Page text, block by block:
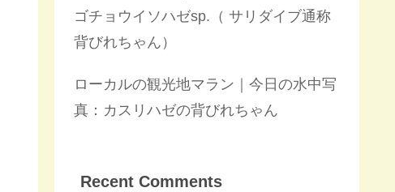
ゴチョウイソハゼsp.（ サリダイブ通称
背びれちゃん）
ローカルの観光地マラン｜今日の水中写
真：カスリハゼの背びれちゃん
Recent Comments